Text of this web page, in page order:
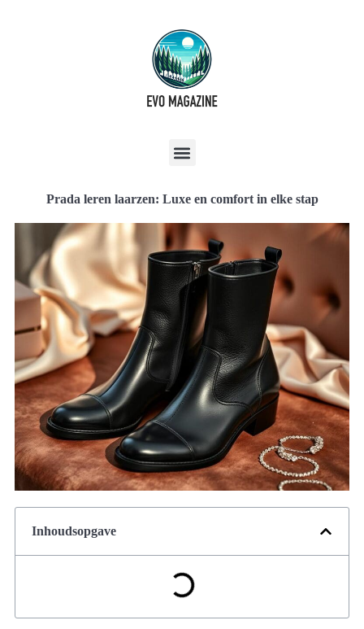
Prada leren laarzen: Luxe en comfort in elke stap
Inhoudsopgave